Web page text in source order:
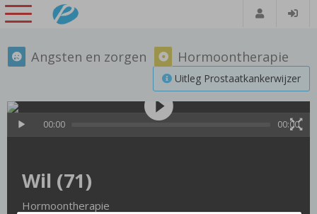
Angsten en zorgen Hormoontherapie
Uitleg Prostaatkankerwijzer
Wil (71)
Hormoontherapie
00:00 00:00